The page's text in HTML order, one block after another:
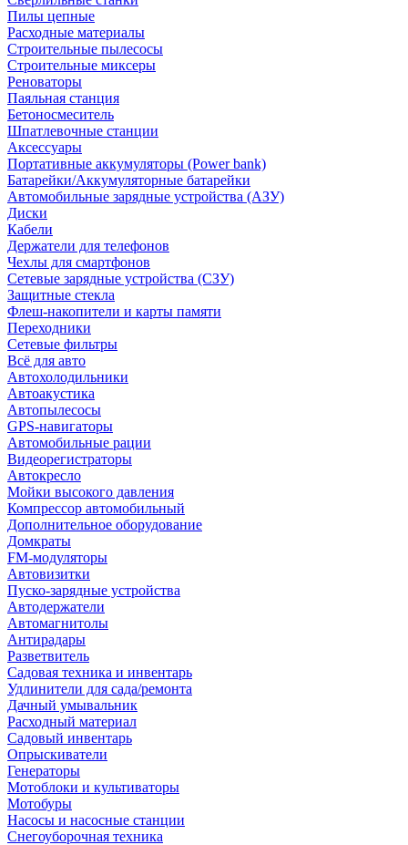
Пилы цепные
Расходные материалы
Строительные пылесосы
Строительные миксеры
Реноваторы
Паяльная станция
Бетоносмеситель
Шпатлевочные станции
Аксессуары
Портативные аккумуляторы (Power bank)
Батарейки/Аккумуляторные батарейки
Автомобильные зарядные устройства (АЗУ)
Диски
Кабели
Держатели для телефонов
Чехлы для смартфонов
Сетевые зарядные устройства (СЗУ)
Защитные стекла
Флеш-накопители и карты памяти
Переходники
Сетевые фильтры
Всё для авто
Автохолодильники
Автоакустика
Автопылесосы
GPS-навигаторы
Автомобильные рации
Видеорегистраторы
Автокресло
Мойки высокого давления
Компрессор автомобильный
Дополнительное оборудование
Домкраты
FM-модуляторы
Автовизитки
Пуско-зарядные устройства
Автодержатели
Автомагнитолы
Антирадары
Разветвитель
Садовая техника и инвентарь
Удлинители для сада/ремонта
Дачный умывальник
Расходный материал
Садовый инвентарь
Опрыскиватели
Генераторы
Мотоблоки и культиваторы
Мотобуры
Насосы и насосные станции
Снегоуборочная техника